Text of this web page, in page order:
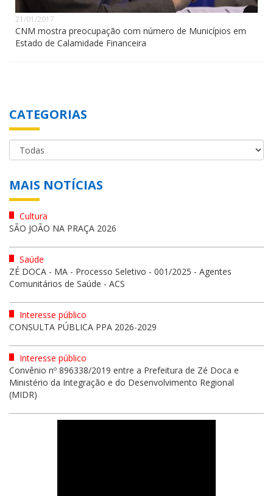
21/01/2017
CNM mostra preocupação com número de Municípios em
Estado de Calamidade Financeira
CATEGORIAS
MAIS NOTÍCIAS
Cultura
SÃO JOÃO NA PRAÇA 2026
Saúde
ZÉ DOCA - MA - Processo Seletivo - 001/2025 - Agentes
Comunitários de Saúde - ACS
Interesse público
CONSULTA PÚBLICA PPA 2026-2029
Interesse público
Convênio nº 896338/2019 entre a Prefeitura de Zé Doca e
Ministério da Integração e do Desenvolvimento Regional
(MIDR)